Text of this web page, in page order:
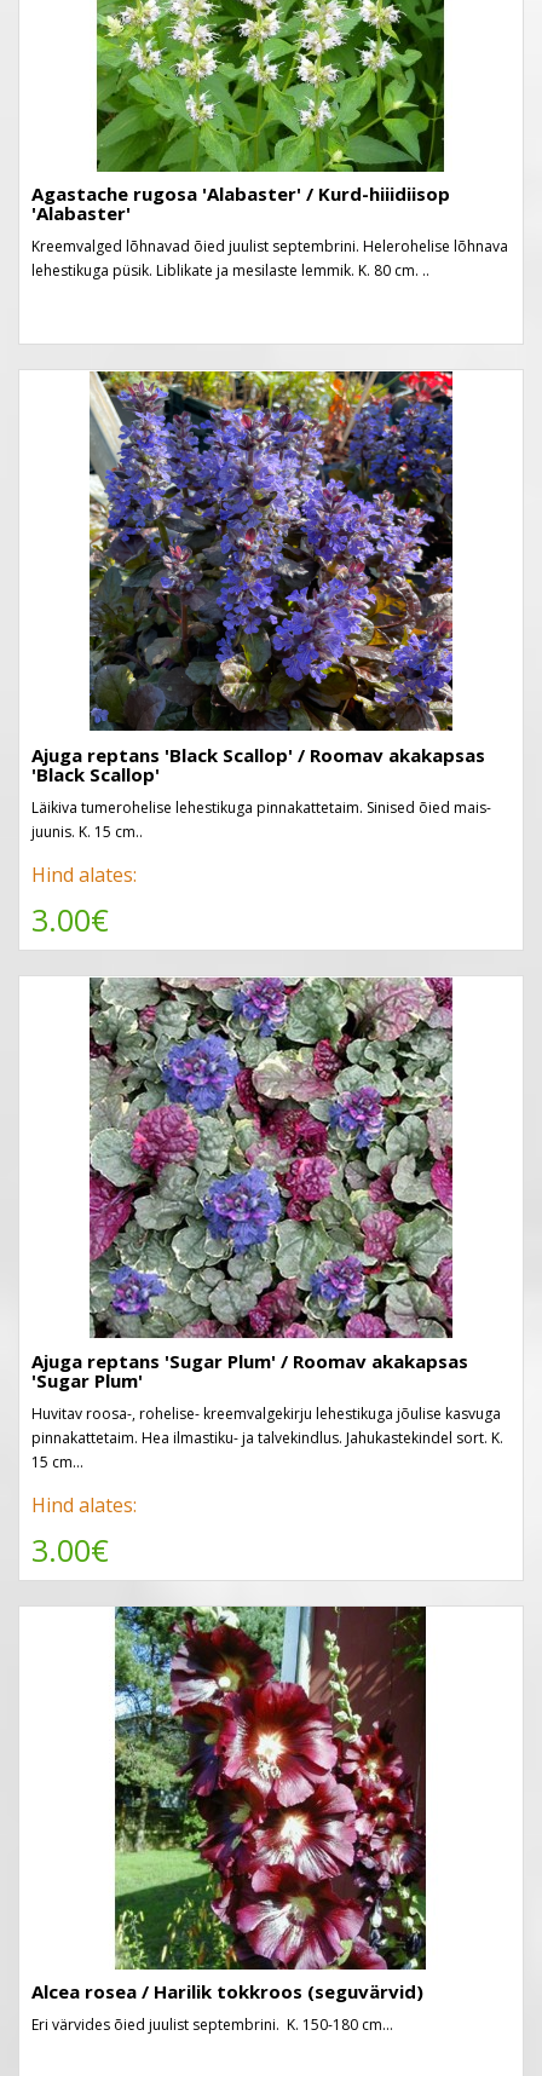
Agastache rugosa 'Alabaster' / Kurd-hiiidiisop
'Alabaster'
Kreemvalged lõhnavad õied juulist septembrini. Helerohelise lõhnava
lehestikuga püsik. Liblikate ja mesilaste lemmik. K. 80 cm. ..
Ajuga reptans 'Black Scallop' / Roomav akakapsas
'Black Scallop'
Läikiva tumerohelise lehestikuga pinnakattetaim. Sinised õied mais-
juunis. K. 15 cm..
Hind alates:
3.00€
Ajuga reptans 'Sugar Plum' / Roomav akakapsas
'Sugar Plum'
Huvitav roosa-, rohelise- kreemvalgekirju lehestikuga jõulise kasvuga
pinnakattetaim. Hea ilmastiku- ja talvekindlus. Jahukastekindel sort. K.
15 cm...
Hind alates:
3.00€
Alcea rosea / Harilik tokkroos (seguvärvid)
Eri värvides õied juulist septembrini. K. 150-180 cm...